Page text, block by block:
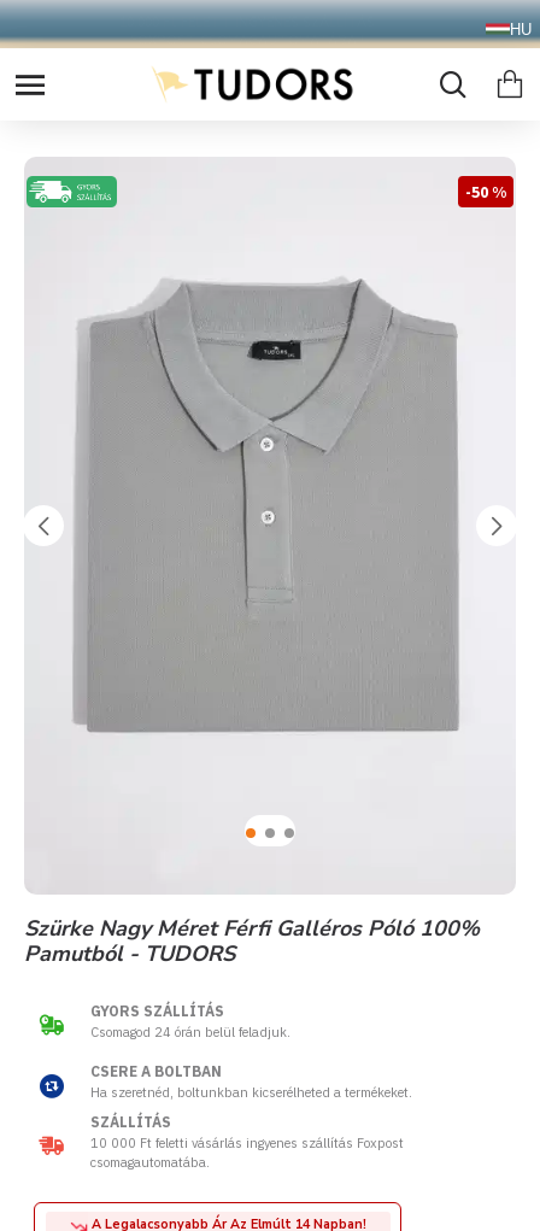
10.000 Ft FELETT INGYENES SZÁLLÍTÁS
FOXPOST CSOMAGAUTOMATÁBA !
HU
-50 %
Szürke Nagy Méret Férfi Galléros Póló 100%
Pamutból - TUDORS
A Legalacsonyabb Ár Az Elmúlt 14 Napban!
GYORS SZÁLLÍTÁS
Csomagod 24 órán belül feladjuk.
CSERE A BOLTBAN
Ha szeretnéd, boltunkban kicserélheted a termékeket.
SZÁLLÍTÁS
10 000 Ft feletti vásárlás ingyenes szállítás Foxpost
csomagautomatába.